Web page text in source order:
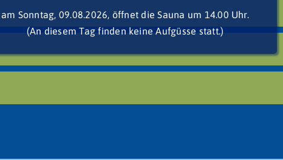
am Sonntag, 09.08.2026, öffnet die Sauna um 14.00 Uhr.
(An diesem Tag finden keine Aufgüsse statt.)